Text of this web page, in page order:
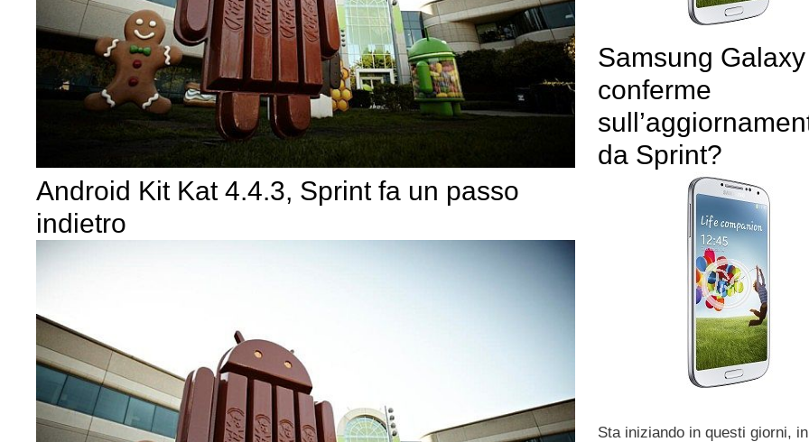
Android Kit Kat 4.4.3, Sprint fa un passo
indietro
Samsung
conferme
da Sprint?
Sta iniziando in questi giorni, in